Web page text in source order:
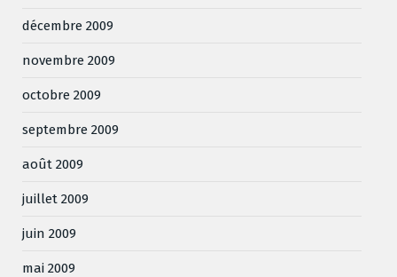
décembre 2009
novembre 2009
octobre 2009
septembre 2009
août 2009
juillet 2009
juin 2009
mai 2009